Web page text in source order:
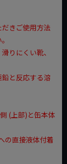
きご使用方法
りにくい靴、
と反応する溶
(上部)と缶本体
の直接液体付着